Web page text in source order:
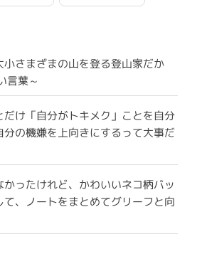
さまざまの山を登る登山家だか
言葉～
け「自分がトキメク」ことを自分
の機嫌を上向きにするって大事だ
ったけれど、かわいいネコ柄バッ
、ノートをまとめてグリーフと向